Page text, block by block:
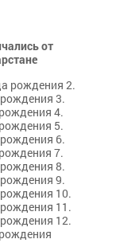
от
рождения 2.
3.
4.
5.
6.
7.
8.
9.
10.
11.
12.